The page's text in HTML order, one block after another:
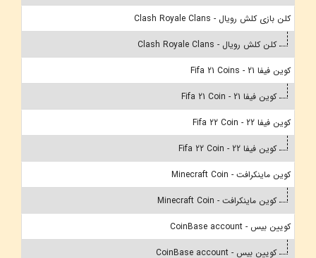
کلن بازی کلش رویال - Clash Royale Clans
کلن کلش رویال - Clash Royale Clans
کوین فیفا 21 - Fifa 21 Coins
کوین فیفا 21 - Fifa 21 Coin
کوین فیفا 22 - Fifa 22 Coin
کوین فیفا 22 - Fifa 22 Coin
کوین ماینکرافت - Minecraft Coin
کوین ماینکرافت - Minecraft Coin
کویین بیس - CoinBase account
کویین بیس - CoinBase account